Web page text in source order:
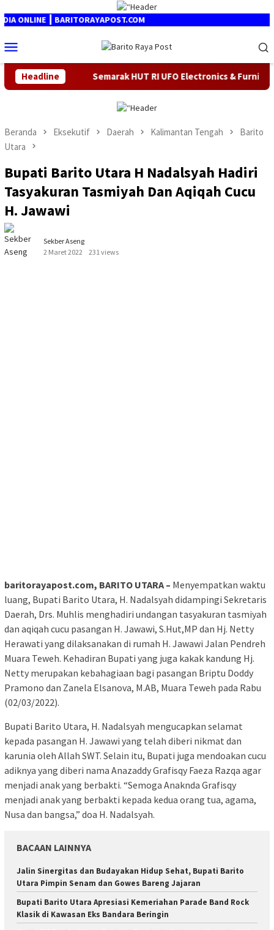
ke
┃ BARITORAYAPOST.COM
Mobile
Headline Semarak HUT RI UFO Electronics & Furniture
Beranda Eksekutif Daerah Kalimantan Tengah
Barito
Utara
Bupati Barito Utara H Nadalsyah Hadiri
Tasyakuran Tasmiyah Dan Aqiqah Cucu
H. Jawawi
Sekber Aseng
2 Maret 2022
231 views
baritorayapost.com, BARITO UTARA – Menyempatkan waktu
luang, Bupati Barito Utara, H. Nadalsyah didampingi Sekretaris
Daerah, Drs. Muhlis menghadiri undangan tasyakuran tasmiyah
dan aqiqah cucu pasangan H. Jawawi, S.Hut,MP dan Hj. Netty
Herawati yang dilaksanakan di rumah H. Jawawi Jalan Pendreh
Muara Teweh. Kehadiran Bupati yang juga kakak kandung Hj.
Netty merupakan kebahagiaan bagi pasangan Briptu Doddy
Pramono dan Zanela Elsanova, M.AB, Muara Teweh pada Rabu
(02/03/2022).
Bupati Barito Utara, H. Nadalsyah mengucapkan selamat
kepada pasangan H. Jawawi yang telah diberi nikmat dan
karunia oleh Allah SWT. Selain itu, Bupati juga mendoakan cucu
adiknya yang diberi nama Anazaddy Grafisqy Faeza Razqa agar
menjadi anak yang berbakti. “Semoga Anaknda Grafisqy
menjadi anak yang berbakti kepada kedua orang tua, agama,
Nusa dan bangsa,” doa H. Nadalsyah.
BACAAN LAINNYA
Jalin Sinergitas dan Budayakan Hidup Sehat, Bupati Barito
Utara Pimpin Senam dan Gowes Bareng Jajaran
Bupati Barito Utara Apresiasi Kemeriahan Parade Band Rock
Klasik di Kawasan Eks Bandara Beringin